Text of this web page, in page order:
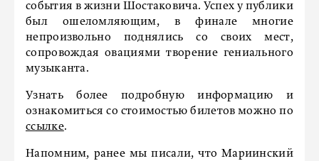
события в жизни Шостаковича. Успех у публики
был ошеломляющим, в финале многие
непроизвольно поднялись со своих мест,
сопровождая овациями творение гениального
музыканта.
Узнать более подробную информацию и
ознакомиться со стоимостью билетов можно по
ссылке.
Напомним, ранее мы писали, что Мариинский